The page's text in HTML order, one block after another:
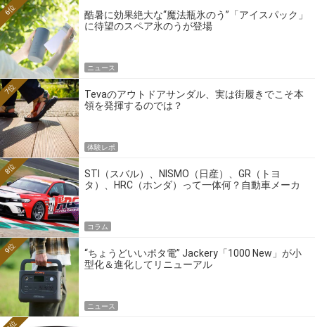
酷暑に効果絶大な“魔法瓶氷のう”「アイスパック」
に待望のスペア氷のうが登場
6位
ニュース
Tevaのアウトドアサンダル、実は街履きでこそ本
領を発揮するのでは？
7位
体験レポ
STI（スバル）、NISMO（日産）、GR（トヨ
タ）、HRC（ホンダ）って一体何？自動車メーカ
8位
コラム
“ちょうどいいポタ電” Jackery「1000 New」が小
型化＆進化してリニューアル
9位
ニュース